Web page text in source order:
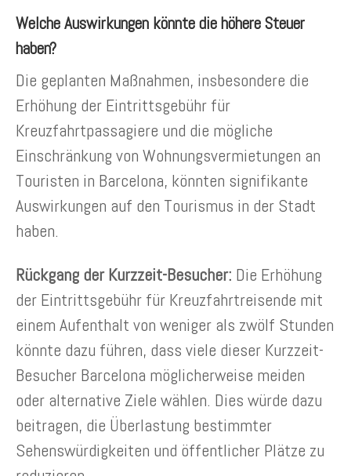
Welche Auswirkungen könnte die höhere Steuer
haben?
Die geplanten Maßnahmen, insbesondere die
Erhöhung der Eintrittsgebühr für
Kreuzfahrtpassagiere und die mögliche
Einschränkung von Wohnungsvermietungen an
Touristen in Barcelona, könnten signifikante
Auswirkungen auf den Tourismus in der Stadt
haben.
Rückgang der Kurzzeit-Besucher: Die Erhöhung
der Eintrittsgebühr für Kreuzfahrtreisende mit
einem Aufenthalt von weniger als zwölf Stunden
könnte dazu führen, dass viele dieser Kurzzeit-
Besucher Barcelona möglicherweise meiden
oder alternative Ziele wählen. Dies würde dazu
beitragen, die Überlastung bestimmter
Sehenswürdigkeiten und öffentlicher Plätze zu